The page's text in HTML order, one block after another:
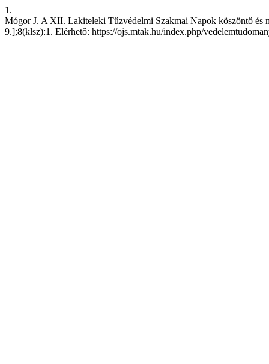
1.
Mógor J. A XII. Lakiteleki Tűzvédelmi Szakmai Napok köszöntő és
9.];8(klsz):1. Elérhető: https://ojs.mtak.hu/index.php/